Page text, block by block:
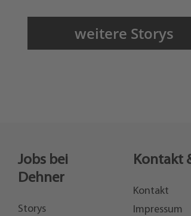
weitere Storys
Jobs bei
Dehner
Storys
Kontakt
Kontakt
Impressum